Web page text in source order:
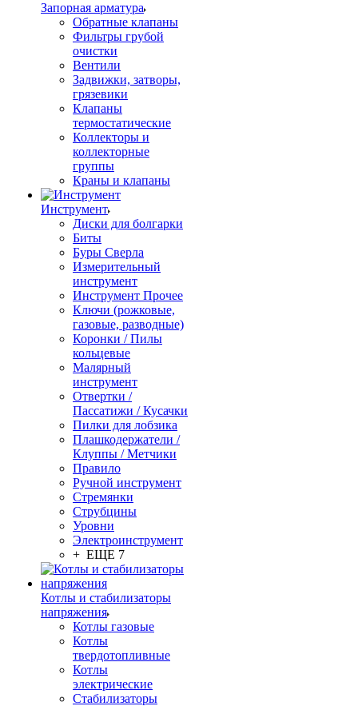
Запорная арматура
Обратные клапаны
Фильтры грубой
очистки
Вентили
Задвижки, затворы,
грязевики
Клапаны
термостатические
Коллекторы и
коллекторные
группы
Краны и клапаны
Инструмент
Диски для болгарки
Биты
Буры Сверла
Измерительный
инструмент
Инструмент Прочее
Ключи (рожковые,
газовые, разводные)
Коронки / Пилы
кольцевые
Малярный
инструмент
Отвертки /
Пассатижи / Кусачки
Пилки для лобзика
Плашкодержатели /
Клуппы / Метчики
Правило
Ручной инструмент
Стремянки
Струбцины
Уровни
Электроинструмент
+ ЕЩЕ 7
Котлы и стабилизаторы
напряжения
Котлы газовые
Котлы
твердотопливные
Котлы
электрические
Стабилизаторы